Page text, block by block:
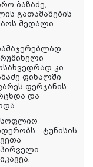
ბაზაძე,
გათამაშების
მედალი
კი
ფინალში
ფერჯანის
და
- ტუნისის